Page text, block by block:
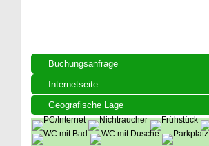
Buchungsanfrage
Internetseite
Geografische Lage